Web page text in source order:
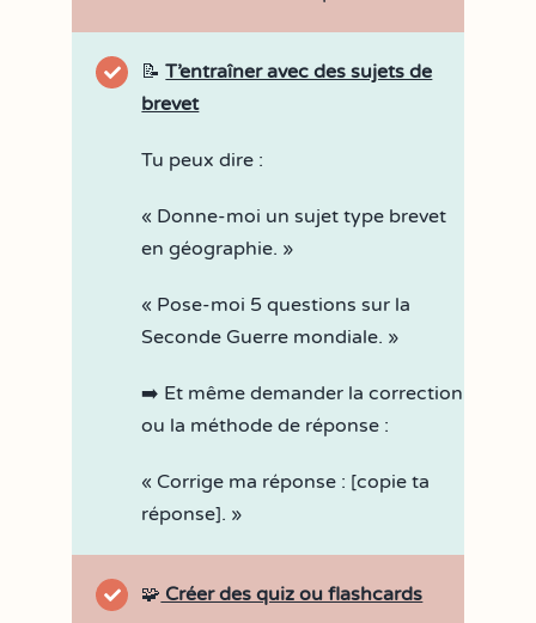
📝T’entraîner avec des sujets de
brevet
Tu peux dire :
« Donne-moi un sujet type brevet
en géographie. »
« Pose-moi 5 questions sur la
Seconde Guerre mondiale. »
➡️ Et même demander la correction
ou la méthode de réponse :
« Corrige ma réponse : [copie ta
réponse]. »
🧩 Créer des quiz ou flashcards